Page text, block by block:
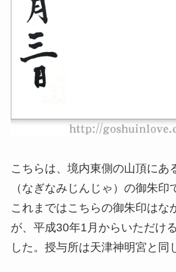
こちらは、境内東側の山頂にあ
（なぎなみじんじゃ）の御朱印
これまではこちらの御朱印はな
が、平成30年1月からいただけ
した。授与所は天津神明宮と同